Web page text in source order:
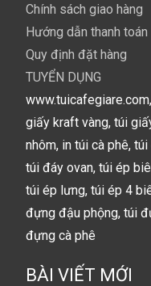
Chính sách giao hàng
Hướng dẫn thanh toán
Quy định đặt hàng
TUYỂN DỤNG
giấy kraft vàng, túi
nhôm, in túi cà phê,
túi đáy ovan, túi ép
túi ép lưng, túi ép 4
đựng đậu phộng, túi
đựng cà phê
BÀI VIẾT MỚI